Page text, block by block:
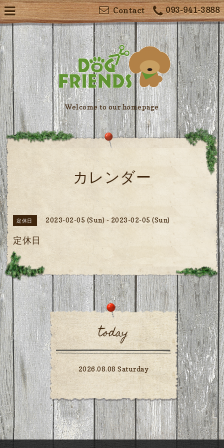
093-941-3888
Contact
Welcome to our homepage
カレンダー
定休日 2023-02-05 (Sun) - 2023-02-05 (Sun)
定休日
today
2026.08.08 Saturday